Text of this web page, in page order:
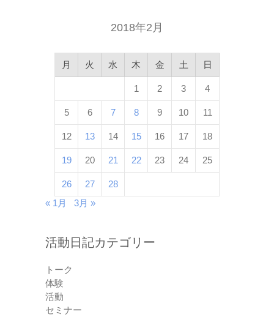
2018年2月
月 火 水 木 金 土 日
1 2 3 4
5 6 7 8 9 10 11
12 13 14 15 16 17 18
19 20 21 22 23 24 25
26 27
28
« 1月
3月 »
活動日記カテゴリー
トーク
体験
活動
セミナー